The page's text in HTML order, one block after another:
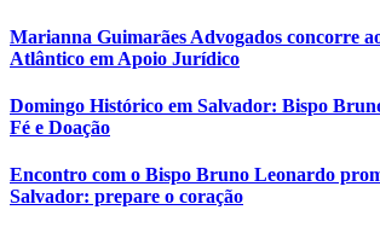
Marianna Guimarães Advogados concorre
Atlântico em Apoio Jurídico
Domingo Histórico em Salvador: Bispo
Fé e Doação
Encontro com o Bispo Bruno Leonardo
Salvador: prepare o coração